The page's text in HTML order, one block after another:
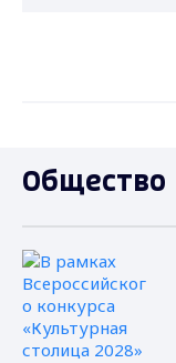
Общество